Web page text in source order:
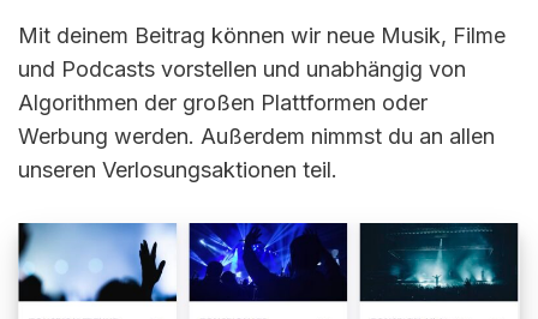
Mit deinem Beitrag können wir neue Musik, Filme
und Podcasts vorstellen und unabhängig von
Algorithmen der großen Plattformen oder
Werbung werden. Außerdem nimmst du an allen
unseren Verlosungsaktionen teil.